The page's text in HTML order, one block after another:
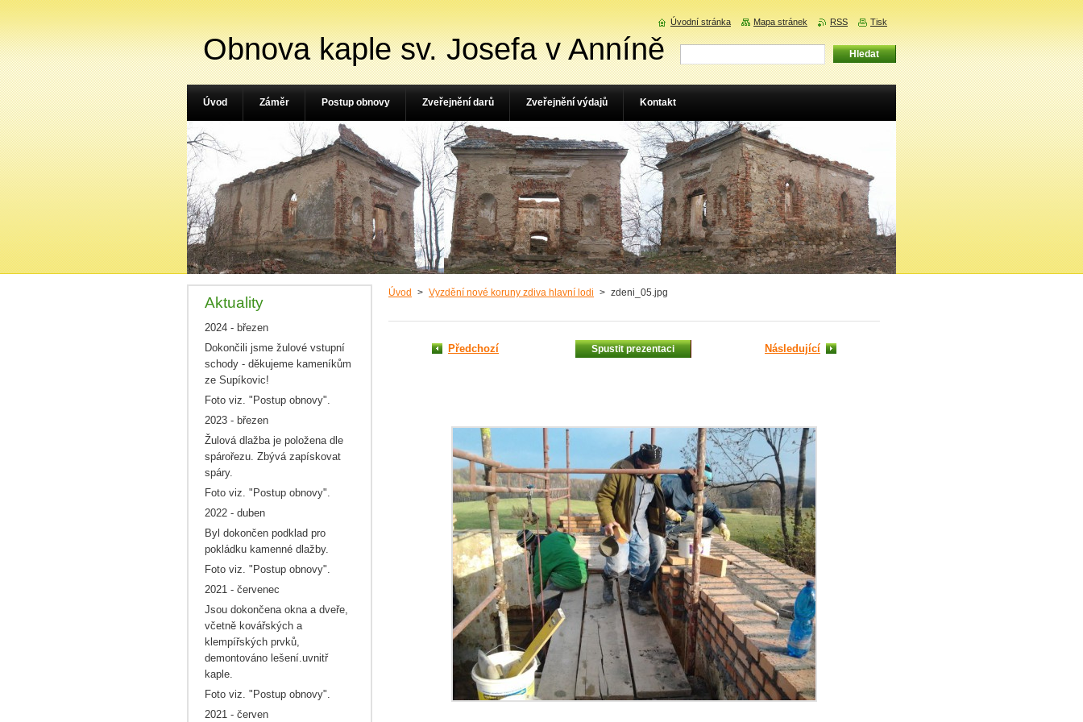
Obnova kaple sv. Josefa v Anníně
Úvod > Vyzdění nové koruny zdiva hlavní lodi > zdeni_05.jpg
Předchozí Spustit prezentaci Následující
Aktuality
2024 - březen
Dokončili jsme žulové vstupní
schody - děkujeme kameníkům
ze Supíkovic!
Foto viz. "Postup obnovy".
2023 - březen
Žulová dlažba je položena dle
spárořezu. Zbývá zapískovat
spáry.
Foto viz. "Postup obnovy".
2022 - duben
Byl dokončen podklad pro
pokládku kamenné dlažby.
Foto viz. "Postup obnovy".
2021 - červenec
Jsou dokončena okna a dveře,
včetně kovářských a
klempířských prvků,
demontováno lešení.uvnitř
kaple.
Foto viz. "Postup obnovy".
2021 - červen
Úvod Záměr Postup obnovy Zveřejnění darů Zveřejnění výdajů Kontakt
Úvodní stránka Mapa stránek RSS Tisk